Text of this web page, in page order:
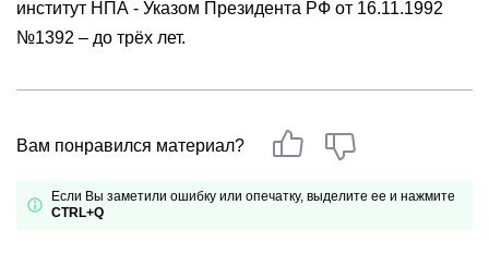
институт НПА - Указом Президента РФ от 16.11.1992
№1392 – до трёх лет.
Вам понравился материал?
Если Вы заметили ошибку или опечатку, выделите ее и нажмите
CTRL+Q